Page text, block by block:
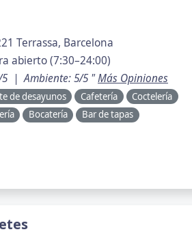
Terrassa, Barcelona
abierto (7:30–24:00)
| Ambiente: 5/5 "Más Opiniones
de desayunos Cafetería
Coctelería
Bocatería
Bar de tapas